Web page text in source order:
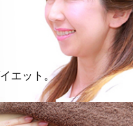
エット。